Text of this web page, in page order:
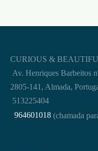
CURIOUS &
Av. Henriques Barbeitos
2805-141, Almada,
513225404
964601018 (chamada